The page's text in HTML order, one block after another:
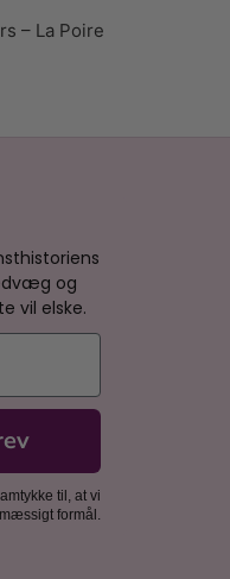
– La Poire
og
vil elske.
til, at vi
formål.